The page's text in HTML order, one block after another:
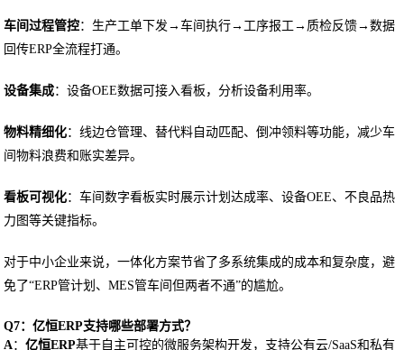
车间过程管控：生产工单下发→车间执行→工序报工→质检反馈→数据
回传ERP全流程打通。
设备集成：设备OEE数据可接入看板，分析设备利用率。
物料精细化：线边仓管理、替代料自动匹配、倒冲领料等功能，减少车
间物料浪费和账实差异。
看板可视化：车间数字看板实时展示计划达成率、设备OEE、不良品热
力图等关键指标。
对于中小企业来说，一体化方案节省了多系统集成的成本和复杂度，避
免了“ERP管计划、MES管车间但两者不通”的尴尬。
Q7：亿恒ERP支持哪些部署方式？
A：亿恒ERP基于自主可控的微服务架构开发，支持公有云/SaaS和私有